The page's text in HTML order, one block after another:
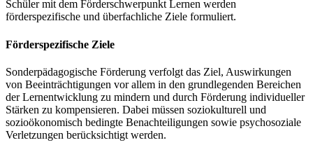
Schüler mit dem Förderschwerpunkt Lernen werden
förderspezifische und überfachliche Ziele formuliert.
Förderspezifische Ziele
Sonderpädagogische Förderung verfolgt das Ziel, Auswirkungen
von Beeinträchtigungen vor allem in den grundlegenden Bereichen
der Lernentwicklung zu mindern und durch Förderung individueller
Stärken zu kompensieren. Dabei müssen soziokulturell und
sozioökonomisch bedingte Benachteiligungen sowie psychosoziale
Verletzungen berücksichtigt werden.